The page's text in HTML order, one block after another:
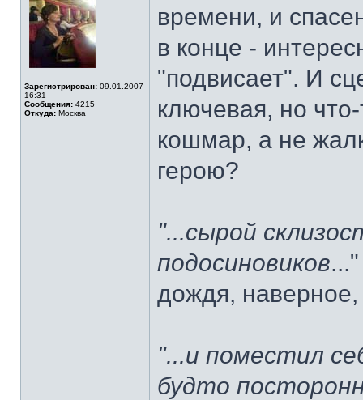
Зарегистрирован: 09.01.2007
16:31
Сообщения: 4215
Откуда: Москва
времени, и
в конце -
"подвисает". И
ключевая, но
кошмар, а не
герою?
"...сырой
подосиновиков
дождя,
"...и поместил
будто